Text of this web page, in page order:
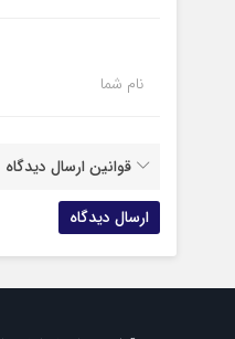
نام شما
قوانین ارسال دیدگاه